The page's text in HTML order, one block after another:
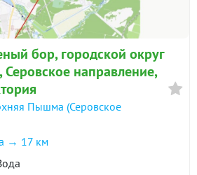
бор, городской округ
направление,
Пышма (Серовское
→ 17 км